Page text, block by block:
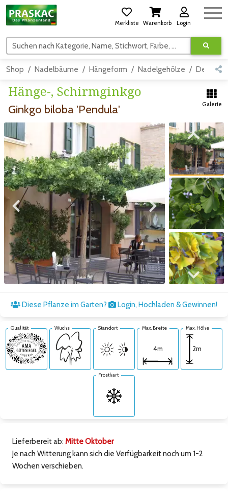
Merkliste Warenkorb Login
Suchen nach Kategorie, Name, Stichwort, Farbe, usw.
Shop Nadelbäume Hängeform Nadelgehölze Detail
Hänge-, Schirmginkgo
Ginkgo biloba 'Pendula' Galerie
Zum vorigen Bild Zum nächsten Bild
Zum vorigen Bild
Zum nächsten Bild
Diese Pflanze im Garten? Login, Hochladen & Gewinnen!
Qualität Wuchs Standort Max. Breite
4m
Max. Höhe
2m
Frosthart
Lieferbereit ab: Mitte Oktober
Je nach Witterung kann sich die Verfügbarkeit noch um 1-2
Wochen verschieben.